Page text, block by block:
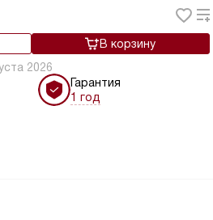
В корзину
2026
Гарантия
1 год